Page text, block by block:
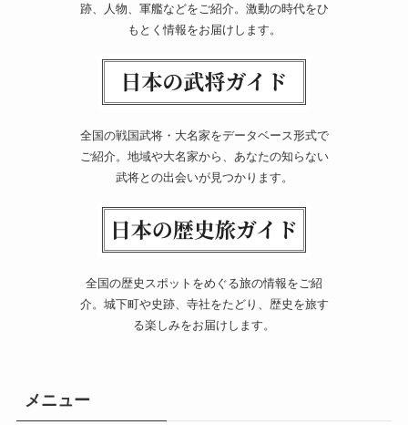
跡、人物、軍艦などをご紹介。激動の時代をひ
もとく情報をお届けします。
全国の戦国武将・大名家をデータベース形式で
ご紹介。地域や大名家から、あなたの知らない
武将との出会いが見つかります。
全国の歴史スポットをめぐる旅の情報をご紹
介。城下町や史跡、寺社をたどり、歴史を旅す
る楽しみをお届けします。
メニュー